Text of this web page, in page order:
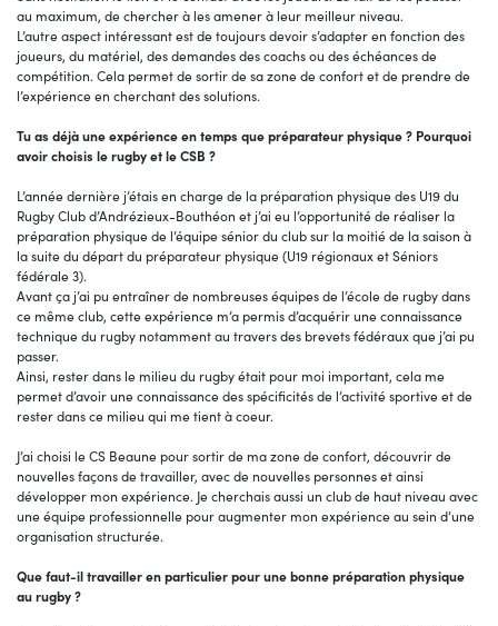
au maximum, de chercher à les amener à leur meilleur niveau.
L’autre aspect intéressant est de toujours devoir s’adapter en fonction des
joueurs, du matériel, des demandes des coachs ou des échéances de
compétition. Cela permet de sortir de sa zone de confort et de prendre de
l’expérience en cherchant des solutions.
Tu as déjà une expérience en temps que préparateur physique ? Pourquoi
avoir choisis le rugby et le CSB ?
L’année dernière j’étais en charge de la préparation physique des U19 du
Rugby Club d’Andrézieux-Bouthéon et j’ai eu l’opportunité de réaliser la
préparation physique de l’équipe sénior du club sur la moitié de la saison à
la suite du départ du préparateur physique (U19 régionaux et Séniors
fédérale 3).
Avant ça j’ai pu entraîner de nombreuses équipes de l’école de rugby dans
ce même club, cette expérience m’a permis d’acquérir une connaissance
technique du rugby notamment au travers des brevets fédéraux que j’ai pu
passer.
Ainsi, rester dans le milieu du rugby était pour moi important, cela me
permet d’avoir une connaissance des spécificités de l’activité sportive et de
rester dans ce milieu qui me tient à coeur.
J’ai choisi le CS Beaune pour sortir de ma zone de confort, découvrir de
nouvelles façons de travailler, avec de nouvelles personnes et ainsi
développer mon expérience. Je cherchais aussi un club de haut niveau avec
une équipe professionnelle pour augmenter mon expérience au sein d’une
organisation structurée.
Que faut-il travailler en particulier pour une bonne préparation physique
au rugby ?